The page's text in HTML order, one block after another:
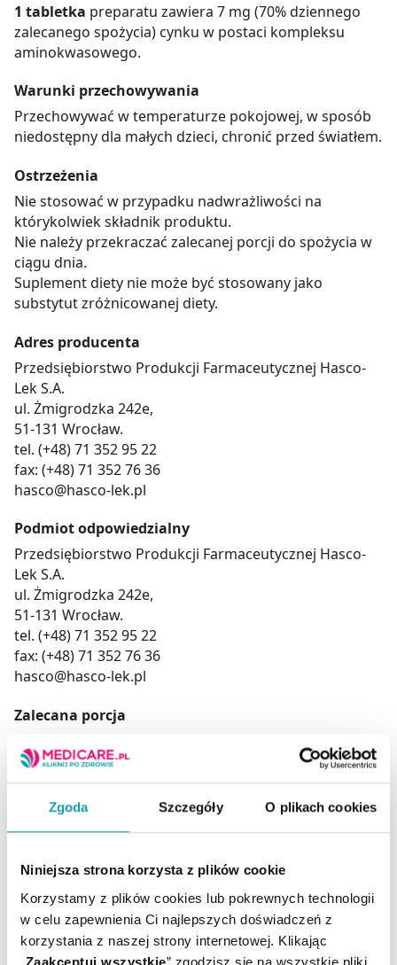
Zgoda Szczegóły O plikach cookies
Niniejsza strona korzysta z plików cookie
Korzystamy z plików cookies lub pokrewnych technologii
w celu zapewnienia Ci najlepszych doświadczeń z
korzystania z naszej strony internetowej. Klikając
Zaakceptuj wszystkie” zgodzisz się na wszystkie pliki
1 tabletka preparatu zawiera 7 mg (70% dziennego
zalecanego spożycia) cynku w postaci kompleksu
aminokwasowego.
Warunki przechowywania
Przechowywać w temperaturze pokojowej, w sposób
niedostępny dla małych dzieci, chronić przed światłem.
Ostrzeżenia
Nie stosować w przypadku nadwrażliwości na
którykolwiek składnik produktu.
Nie należy przekraczać zalecanej porcji do spożycia w
ciągu dnia.
Suplement diety nie może być stosowany jako
substytut zróżnicowanej diety.
Adres producenta
Przedsiębiorstwo Produkcji Farmaceutycznej Hasco-
Lek S.A.
ul. Żmigrodzka 242e,
51-131 Wrocław.
tel. (+48) 71 352 95 22
fax: (+48) 71 352 76 36
hasco@hasco-lek.pl
Podmiot odpowiedzialny
Przedsiębiorstwo Produkcji Farmaceutycznej Hasco-
Lek S.A.
ul. Żmigrodzka 242e,
51-131 Wrocław.
tel. (+48) 71 352 95 22
fax: (+48) 71 352 76 36
hasco@hasco-lek.pl
Zalecana porcja
tabletki należy wstrzymać się od jedzenie i picia przez
około 30 minut.
Suplement diety nie może być stosowany jak
substytut (zamiennik) zróżnicowanej diety.
Nie należy przekraczać zalecanej porcji do spożycia w
ciągu dnia.
Zrównoważony sposób żywienia i prawidłowy tryb